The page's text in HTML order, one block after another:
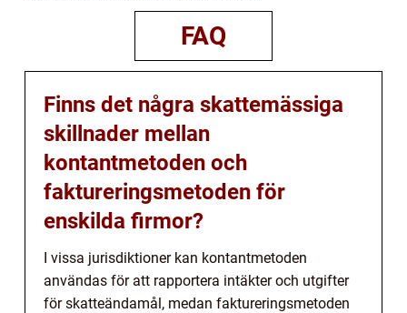
FAQ
Finns det några skattemässiga
skillnader mellan
kontantmetoden och
faktureringsmetoden för
enskilda firmor?
I vissa jurisdiktioner kan kontantmetoden
användas för att rapportera intäkter och utgifter
för skatteändamål, medan faktureringsmetoden